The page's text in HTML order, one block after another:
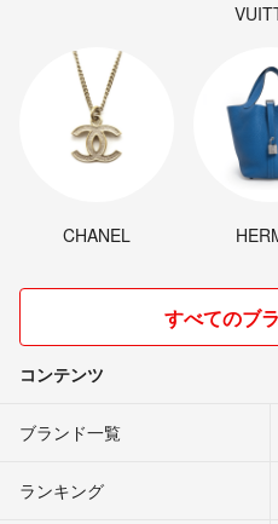
CHANEL
すべてのブ
コンテンツ
ブランド一覧
ランキング